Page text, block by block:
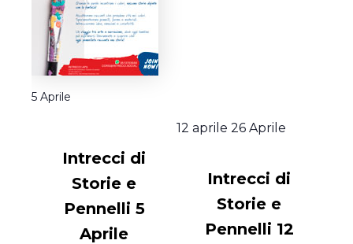
5 Aprile
Intrecci di
Storie e
Pennelli 5
Aprile
12 aprile
Intrecci di
Storie e
Pennelli 12
26 Aprile